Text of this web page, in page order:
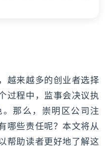
越来越多的创业者选择
过程中，监事会决议执
那么，崇明区公司注
哪些责任呢？本文将从
帮助读者更好地了解这